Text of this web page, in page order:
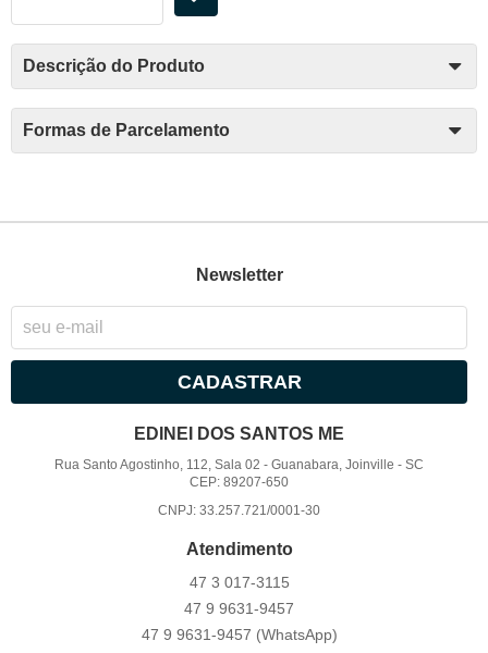
Descrição do Produto
Formas de Parcelamento
Newsletter
CADASTRAR
EDINEI DOS SANTOS ME
Rua Santo Agostinho, 112, Sala 02 -Guanabara, Joinville -SC
CEP: 89207-650
CNPJ: 33.257.721/0001-30
Atendimento
47 3 017-3115
47 9 9631-9457
47 9 9631-9457 (WhatsApp)